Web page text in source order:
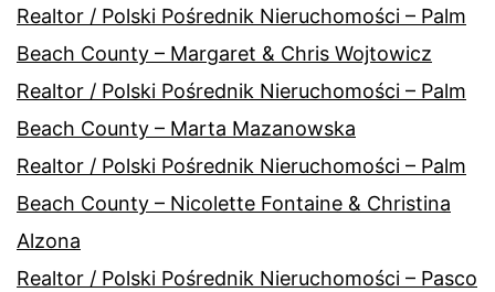
Realtor / Polski Pośrednik Nieruchomości – Palm
Beach County – Margaret & Chris Wojtowicz
Realtor / Polski Pośrednik Nieruchomości – Palm
Beach County – Marta Mazanowska
Realtor / Polski Pośrednik Nieruchomości – Palm
Beach County – Nicolette Fontaine & Christina
Alzona
Realtor / Polski Pośrednik Nieruchomości – Pasco